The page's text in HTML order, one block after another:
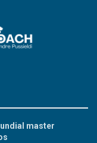
master